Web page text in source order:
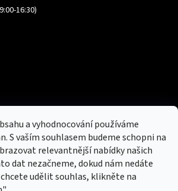
a vyhodnocování používáme
S vaším souhlasem budeme schopni na
relevantnější nabídky našich
dat nezačneme, dokud nám nedáte
udělit souhlas, klikněte na
16:30)